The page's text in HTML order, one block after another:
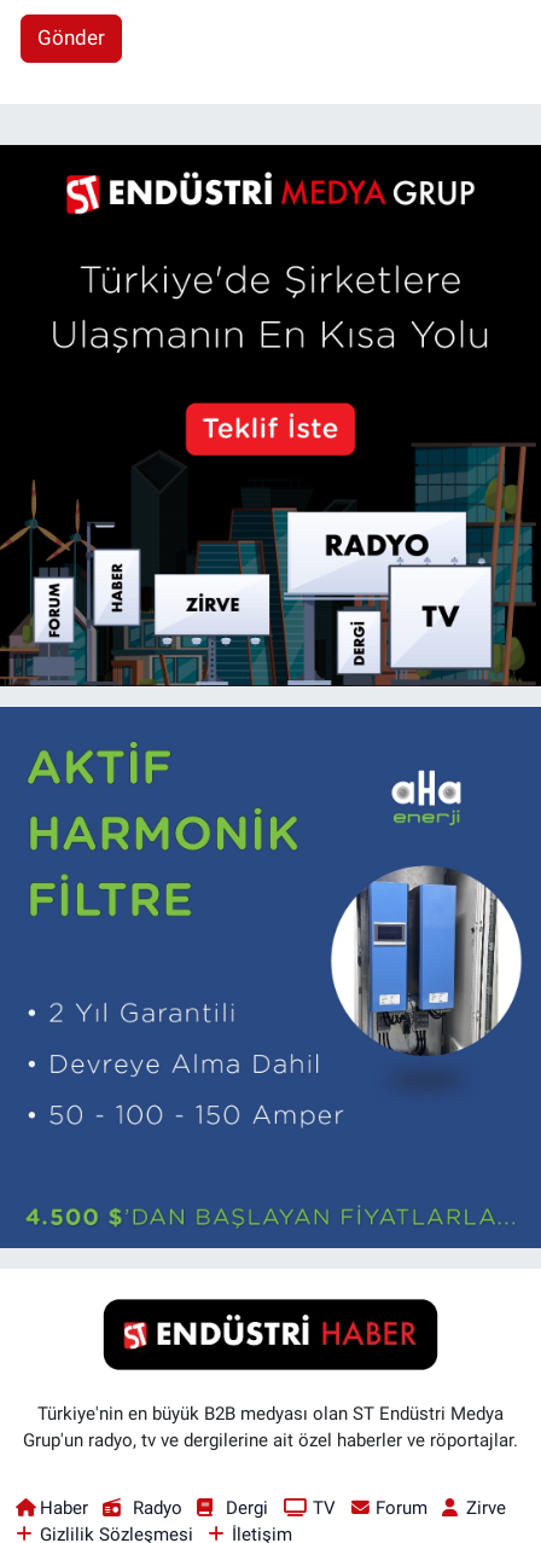
Gönder
Türkiye'nin en büyük B2B medyası olan ST Endüstri Medya
Grup'un radyo, tv ve dergilerine ait özel haberler ve röportajlar.
Haber Radyo Dergi TV Forum
Zirve
Gizlilik Sözleşmesi
İletişim